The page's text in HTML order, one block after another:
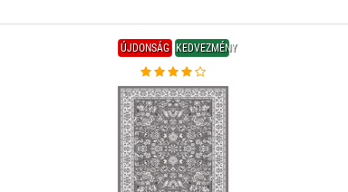
ÚJDONSÁG KEDVEZMÉNY